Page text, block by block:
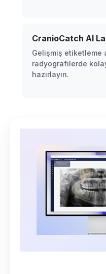
CranioCatch AI
Gelişmiş etiketleme
radyografilerde
hazırlayın.